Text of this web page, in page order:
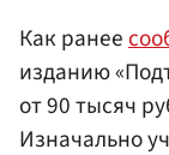
Как ранее
изданию
от 90 тысяч
Изначально